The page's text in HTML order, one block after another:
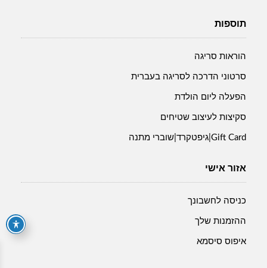
תוספות
הוראות סריגה
סרטוני הדרכה לסריגה בעברית
הפעלה ליום הולדת
סקיצות לעיצוב שטיחים
Gift Card|גיפטקרד|שוברי מתנה
אזור אישי
כניסה לחשבונך
ההזמנות שלך
איפוס סיסמא